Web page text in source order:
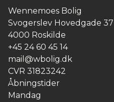
kan installeres ladestander.
Wennemoes Bolig
Svogerslev Hovedgade 37
4000 Roskilde
+45 24 60 45 14
mail@wbolig.dk
CVR 31823242
Åbningstider
Mandag